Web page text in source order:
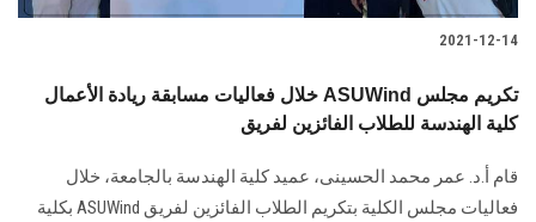
2021-12-14
خلال فعاليات مسابقة ريادة الأعمال ASUWind تكريم مجلس
كلية الهندسة للطلاب الفائزين لفريق
قام أ.د. عمر محمد الحسينى، عميد كلية الهندسة بالجامعة، خلال
فعاليات مجلس الكلية بتكريم الطلاب الفائزين لفريق ASUWind بكلية